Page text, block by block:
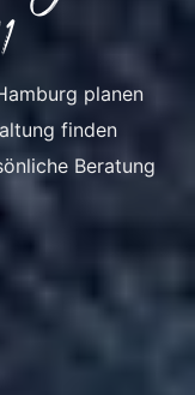
planen
finden
Beratung